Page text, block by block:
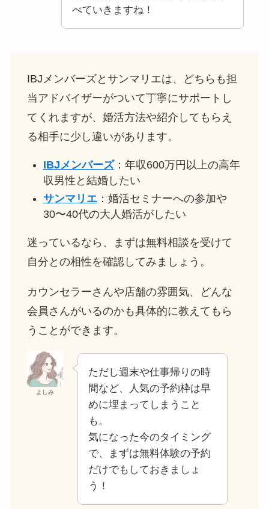
べていきますね！
IBJメンバーズとサンマリエは、どちらも担
当アドバイザーがついて丁寧にサポートし
てくれますが、婚活方法や紹介してもらえ
る相手に少し違いがあります。
IBJメンバーズ：年収600万円以上の高年
収男性と結婚したい
サンマリエ：婚活セミナーへの参加や
30〜40代の大人婚活がしたい
迷っているなら、まずは無料相談を受けて
自分との相性を確認してみましょう。
カウンセラーさんや店舗の雰囲気、どんな
会員さんがいるのかも具体的に教えてもら
うことができます。
よしみ
ただし週末や仕事帰りの時
間など、人気の予約枠は早
めに埋まってしまうこと
も。
気になった今のタイミング
で、まずは無料体験の予約
だけでもしておきましょ
う！